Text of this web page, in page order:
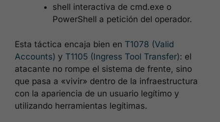
shell interactiva de cmd.exe o
PowerShell a petición del operador.
Esta táctica encaja bien en T1078 (Valid
Accounts) y T1105 (Ingress Tool Transfer): el
atacante no rompe el sistema de frente, sino
que pasa a «vivir» dentro de la infraestructura
con la apariencia de un usuario legítimo y
utilizando herramientas legítimas.